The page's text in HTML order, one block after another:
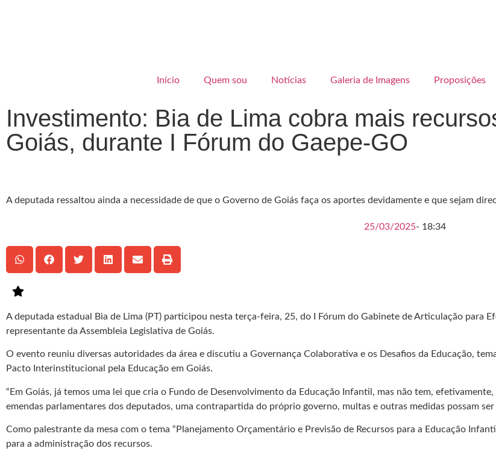
Início Quem sou Notícias Galeria de Imagens Proposições
Investimento: Bia de Lima cobra mais
Goiás, durante I Fórum do Gaepe-GO
A deputada ressaltou ainda a necessidade de que o Governo de Goiás faça os aportes devidamente e que sejam
25/03/2025- 18:34
A deputada estadual Bia de Lima (PT) participou nesta terça-feira, 25, do I Fórum do Gabinete de Articulação para
representante da Assembleia Legislativa de Goiás.
O evento reuniu diversas autoridades da área e discutiu a Governança Colaborativa e os Desafios da Educação,
Pacto Interinstitucional pela Educação em Goiás.
“Em Goiás, já temos uma lei que cria o Fundo de Desenvolvimento da Educação Infantil, mas não tem,
emendas parlamentares dos deputados, uma contrapartida do próprio governo, multas e outras medidas possam
Como palestrante da mesa com o tema “Planejamento Orçamentário e Previsão de Recursos para a Educação
para a administração dos recursos.